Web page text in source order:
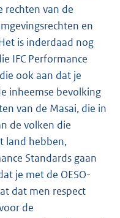
rechten van de
en
is inderdaad nog
IFC Performance
ook aan dat je
inheemse bevolking
van de Masai, die in
de volken die
land hebben,
Standards gaan
je met de OESO-
dat men respect
de